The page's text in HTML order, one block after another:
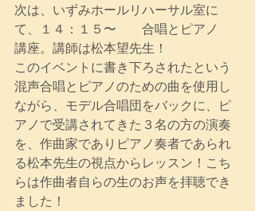
次は、いずみホールリハーサル室に
て、１４：１５〜　　合唱とピアノ
講座。講師は松本望先生！
このイベントに書き下ろされたという
混声合唱とピアノのための曲を使用し
ながら、モデル合唱団をバックに、ピ
アノで受講されてきた３名の方の演奏
を、作曲家でありピアノ奏者であられ
る松本先生の視点からレッスン！こち
らは作曲者自らの生のお声を拝聴でき
ました！